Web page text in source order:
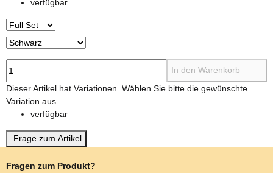
verfügbar
In den Warenkorb
x
Dieser Artikel hat Variationen. Wählen Sie bitte die gewünschte
Variation aus.
verfügbar
Frage zum Artikel
Fragen zum Produkt?